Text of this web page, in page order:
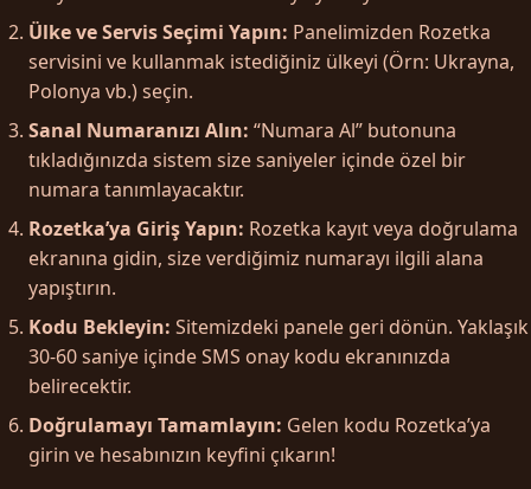
Ülke ve Servis Seçimi Yapın: Panelimizden Rozetka
servisini ve kullanmak istediğiniz ülkeyi (Örn: Ukrayna,
Polonya vb.) seçin.
Sanal Numaranızı Alın: “Numara Al” butonuna
tıkladığınızda sistem size saniyeler içinde özel bir
numara tanımlayacaktır.
Rozetka’ya Giriş Yapın: Rozetka kayıt veya doğrulama
ekranına gidin, size verdiğimiz numarayı ilgili alana
yapıştırın.
Kodu Bekleyin: Sitemizdeki panele geri dönün. Yaklaşık
30-60 saniye içinde SMS onay kodu ekranınızda
belirecektir.
Doğrulamayı Tamamlayın: Gelen kodu Rozetka’ya
girin ve hesabınızın keyfini çıkarın!